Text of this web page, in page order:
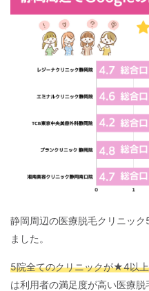
静岡周辺の医療脱毛クリニッ
ました。
5院全てのクリニックが★4以
は利用者の満足度が高い医療脱